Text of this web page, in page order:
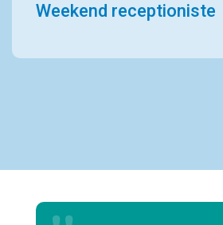
Weekend receptioniste